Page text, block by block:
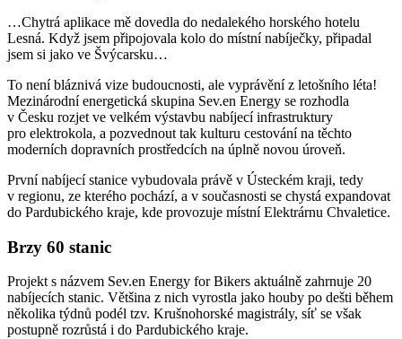
…Chytrá aplikace mě dovedla do nedalekého horského hotelu
Lesná. Když jsem připojovala kolo do místní nabíječky, připadal
jsem si jako ve Švýcarsku…
To není bláznivá vize budoucnosti, ale vyprávění z letošního léta!
Mezinárodní energetická skupina Sev.en Energy se rozhodla
v Česku rozjet ve velkém výstavbu nabíjecí infrastruktury
pro elektrokola, a pozvednout tak kulturu cestování na těchto
moderních dopravních prostředcích na úplně novou úroveň.
První nabíjecí stanice vybudovala právě v Ústeckém kraji, tedy
v regionu, ze kterého pochází, a v současnosti se chystá expandovat
do Pardubického kraje, kde provozuje místní Elektrárnu Chvaletice.
Brzy 60 stanic
Projekt s názvem Sev.en Energy for Bikers aktuálně zahrnuje 20
nabíjecích stanic. Většina z nich vyrostla jako houby po dešti během
několika týdnů podél tzv. Krušnohorské magistrály, síť se však
postupně rozrůstá i do Pardubického kraje.